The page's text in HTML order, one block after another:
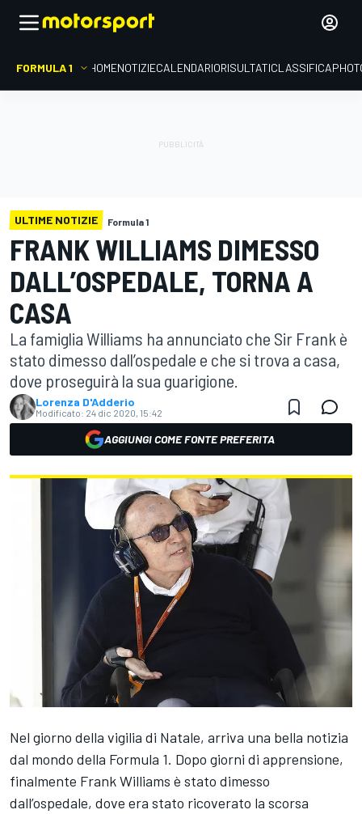
FORMULA 1 HOMENOTIZIECALENDARIORISULTATICLASSIFICA
ULTIME NOTIZIE Formula 1
FRANK WILLIAMS DIMESSO
DALL’OSPEDALE, TORNA A
CASA
La famiglia Williams ha annunciato che Sir Frank è
stato dimesso dall’ospedale e che si trova a casa,
dove proseguirà la sua guarigione.
Lorenza D'Adderio
Modificato: 24 dic 2020, 15:42
AGGIUNGI COME FONTE PREFERITA
Nel giorno della vigilia di Natale, arriva una bella notizia
dal mondo della Formula 1. Dopo giorni di apprensione,
finalmente Frank Williams è stato dimesso
dall’ospedale, dove era stato ricoverato la scorsa